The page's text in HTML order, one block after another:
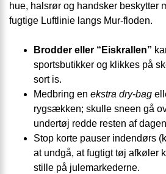
hue, halsrør og handsker beskytter
fugtige Luftlinie langs Mur-floden.
Brodder eller “Eiskrallen”
sportsbutikker og klikkes på
sort is.
Medbring en ekstra dry-bag
rygsækken; skulle sneen gå
undertøj redde resten af
Stop korte pauser indendørs
at undgå, at fugtigt tøj afkøler
stille på julemarkederne.